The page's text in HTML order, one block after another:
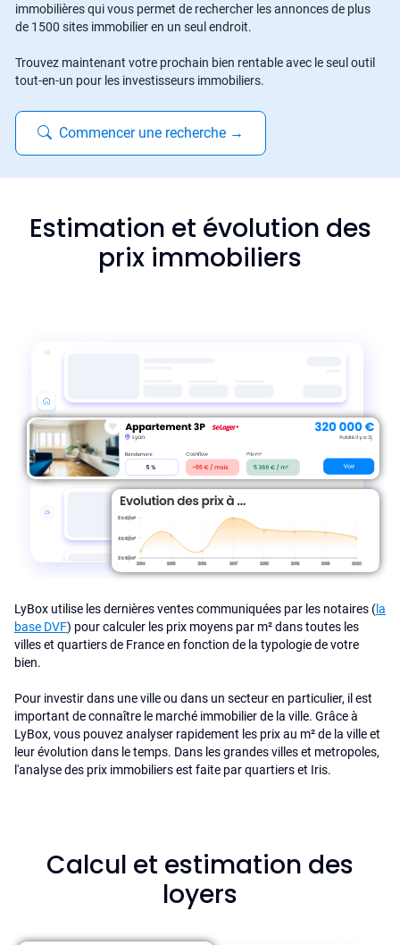
immobilières qui vous permet de rechercher les annonces de plus
de 1500 sites immobilier en un seul endroit.
Trouvez maintenant votre prochain bien rentable avec le seul outil
tout-en-un pour les investisseurs immobiliers.
Commencer une recherche →
Estimation et évolution des
prix immobiliers
LyBox utilise les dernières ventes communiquées par les notaires (la
base DVF) pour calculer les prix moyens par m² dans toutes les
villes et quartiers de France en fonction de la typologie de votre
bien.
Pour investir dans une ville ou dans un secteur en particulier, il est
important de connaître le marché immobilier de la ville. Grâce à
LyBox, vous pouvez analyser rapidement les prix au m² de la ville et
leur évolution dans le temps. Dans les grandes villes et metropoles,
l'analyse des prix immobiliers est faite par quartiers et Iris.
Calcul et estimation des
loyers